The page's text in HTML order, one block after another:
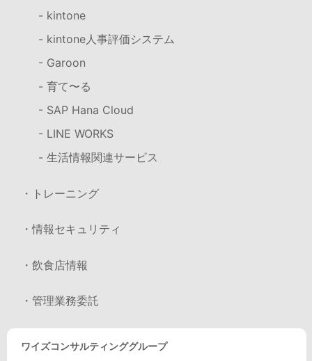
- kintone
- kintone人事評価システム
- Garoon
- 育て〜る
- SAP Hana Cloud
- LINE WORKS
- 生活情報関連サービス
・トレーニング
・情報セキュリティ
・飲食店情報
・管理業務委託
ワイズコンサルティンググループ